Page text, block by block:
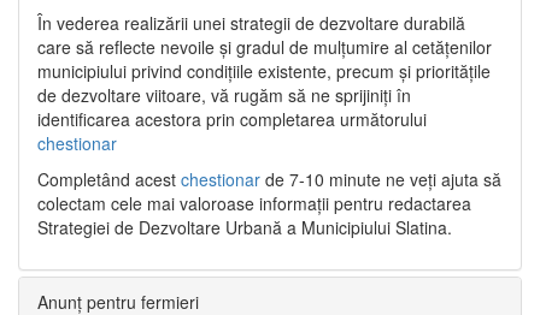
În vederea realizării unei strategii de dezvoltare durabilă
care să reflecte nevoile și gradul de mulțumire al cetățenilor
municipiului privind condițiile existente, precum și prioritățile
de dezvoltare viitoare, vă rugăm să ne sprijiniți în
identificarea acestora prin completarea următorului
chestionar
Completând acest chestionar de 7-10 minute ne veți ajuta să
colectam cele mai valoroase informații pentru redactarea
Strategiei de Dezvoltare Urbană a Municipiului Slatina.
Anunț pentru fermieri